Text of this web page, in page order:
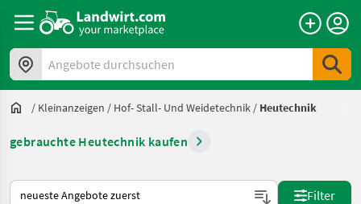
Angebote durchsuchen
/ Kleinanzeigen / Hof- Stall- Und Weidetechnik / Heutechnik
gebrauchte Heutechnik kaufen
So wird auf Landwirt.com sortiert
Filter